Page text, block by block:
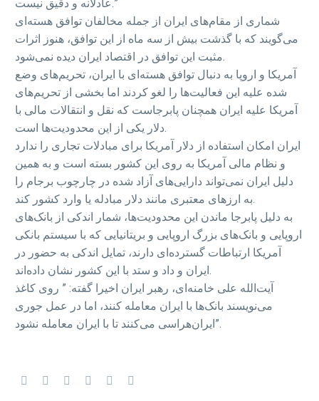
عادلانه و دقیق نیست.”
شماری از مقام‌های ایران از جمله مخالفان توافق هسته‌ای
می‌گویند که با گذشت بیش از سه ماه از این توافق، هنوز اثرات
مثبت این توافق در اقتصاد ایران دیده نمی‌شود.
آمریکا و اروپا به دنبال توافق هسته‌ای با ایران، تحریم‌های وضع
شده علیه این فعالیت‌ها را لغو کردند اما بخشی از تحریم‌های
آمریکا علیه ایران همچنان پابرجاست که نقل و انتقالات مالی با
دلار یکی از این محدودیت‌ها است.
ایران امکان استفاده از دلار آمریکا برای مبادلات تجاری را ندارد
و نظام مالی آمریکا به روی این کشور بسته است و به همین
دلیل ایران نمی‌تواند دارایی‌های آزاد شده در چارچوب برجام را
به ارزهای معتبری مانند دلار مبادله یا وارد کشور کند.
به دلیل پابرجا ماندن این محدودیت‌ها، شمار اندکی از بانک‌های
اروپایی و بانک‌های بزرگ اروپایی و بریتانیایی که با سیستم بانکی
آمریکا ارتباطات گسترده‌ای دارند، تمایل اندکی به حضور در
ایران و داد و ستد با این کشور نشان داده‌اند.
آیت‌الله علی خامنه‌ای، رهبر ایران اخیرا گفته: ” روی کاغذ
می‌نویسند بانک‌ها با ایران معامله کنند، اما در عمل جوری
ایران‌هراسی می‌کنند تا با ایران معامله نشود”.